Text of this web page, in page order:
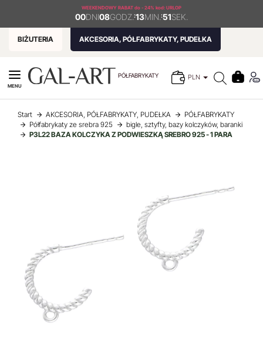
WEEKENDOWY RABAT do - 24% kod: URLOP
00DNI08GODZ. :13MIN. :51SEK.
BIŻUTERIA AKCESORIA, PÓŁFABRYKATY, PUDEŁKA
PÓŁFABRYKATY PLN
MENU
Start AKCESORIA, PÓŁFABRYKATY, PUDEŁKA
PÓŁFABRYKATY
Półfabrykaty ze srebra 925
bigle, sztyfty, bazy kolczyków, baranki
P3L22 BAZA KOLCZYKA Z PODWIESZKĄ SREBRO 925 - 1 PARA